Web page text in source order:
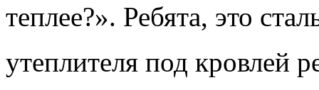
теплее?». Ребята, это
утеплителя под кровлей